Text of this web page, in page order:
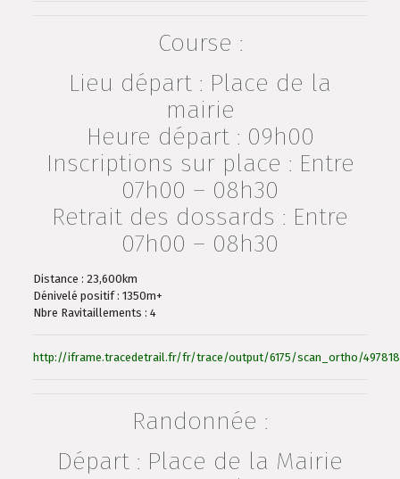
Course :
Lieu départ : Place de la
mairie
Heure départ : 09h00
Inscriptions sur place : Entre
07h00 – 08h30
Retrait des dossards : Entre
07h00 – 08h30
Distance : 23,600km
Dénivelé positif : 1350m+
Nbre Ravitaillements : 4
http://iframe.tracedetrail.fr/fr/trace/output/6175/scan_ortho/
Randonnée :
Départ : Place de la Mairie